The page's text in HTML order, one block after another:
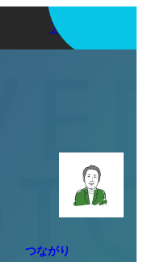
アプリを使う
つながり